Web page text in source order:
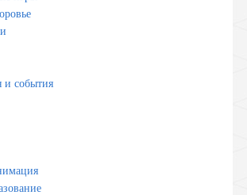
и события